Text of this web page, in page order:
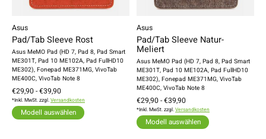
Asus
Pad/Tab Sleeve Rost
Asus MeMO Pad (HD 7, Pad 8, Pad Smart
ME301T, Pad 10 ME102A, Pad FullHD10
ME302), Fonepad ME371MG, VivoTab
ME400C, VivoTab Note 8
€29,90 - €39,90
*Inkl. MwSt. zzgl.Versandkosten
Modell auswählen
Asus
Pad/Tab Sleeve Natur-
Meliert
Asus MeMO Pad (HD 7, Pad 8, Pad Smart
ME301T, Pad 10 ME102A, Pad FullHD10
ME302), Fonepad ME371MG, VivoTab
ME400C, VivoTab Note 8
€29,90 - €39,90
*Inkl. MwSt. zzgl.Versandkosten
Modell auswählen